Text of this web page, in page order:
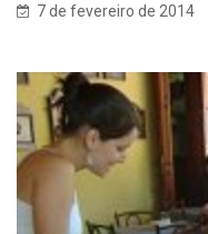
7 de fevereiro de 2014